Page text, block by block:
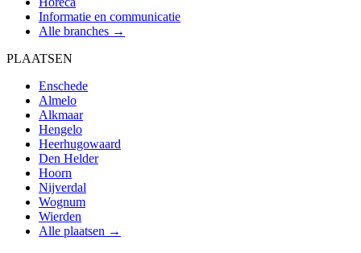
Informatie en communicatie
Alle branches →
PLAATSEN
Enschede
Almelo
Alkmaar
Hengelo
Heerhugowaard
Den Helder
Hoorn
Nijverdal
Wognum
Wierden
Alle plaatsen →